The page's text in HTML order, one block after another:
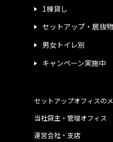
1棟貸し
セットアップ・居抜
男女トイレ別
キャンペーン実施中
運営会社・支店
当社貸主・管理オフィス
セットアップオフィスの